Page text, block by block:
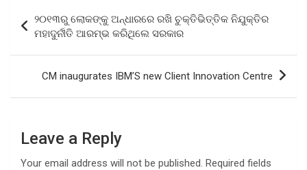
o
o
k
A
p
p
navigation
୨୦୧୩ରୁ ଲୋକଙ୍କୁ ଅନ୍ଧାରରେ ରଖି ଚୁକ୍ତିଭିତ୍ତିକ ନିଯୁକ୍ତିର
ମହାଦୁର୍ନୀତି ଆରମ୍ଭ କରିଥିଲେ ସରକାର
CM inaugurates IBM’S new Client Innovation Centre
Leave a Reply
Your email address will not be published. Required fields